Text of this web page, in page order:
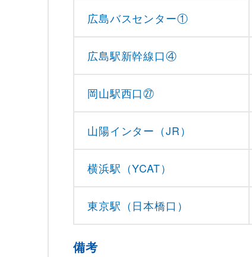
広島バスセンター①
広島駅新幹線口④
岡山駅西口㉗
山陽インター（JR）
横浜駅（YCAT）
東京駅（日本橋口）
備考